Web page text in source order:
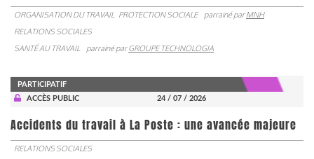
ORGANISATION DU TRAVAIL PROTECTION SOCIALE parrainé parMNH
RELATIONS SOCIALES
SANTÉ AU TRAVAIL
parrainé parGROUPE TECHNOLOGIA
PARTICIPATIF
ACCÈS PUBLIC
24 / 07 / 2026
Accidents du travail à La Poste : une avancée majeure
RELATIONS SOCIALES